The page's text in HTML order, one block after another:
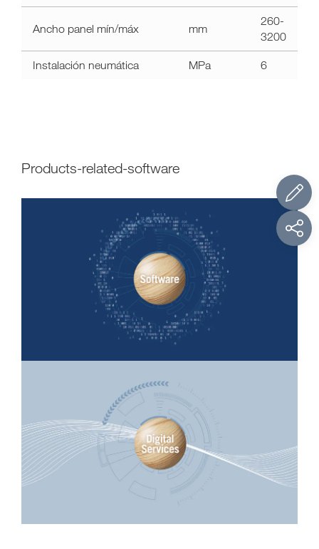
Ancho panel mín/máx mm
260-
3200
Instalación neumática MPa 6
products-related-software